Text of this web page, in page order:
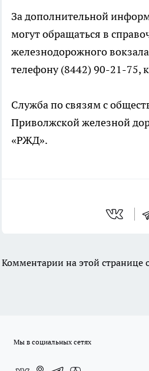
За дополнительной
могут обращаться в
железнодорожного
телефону (8442) 90-21-75,
Служба по связям с
Приволжской железной
«РЖД».
Комментарии на этой странице
Мы в социальных сетях